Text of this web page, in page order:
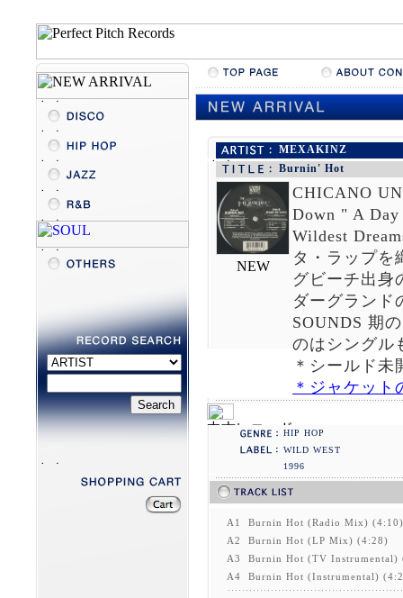
MEXAKINZ
Burnin' Hot
CHICANO
Down " A
Wildest
タ・ラップを
グビーチ出身
ダーグランド
SOUNDS 期
のはシングル
＊シールド未
＊ジャケッ
HIP HOP
WILD WEST
1996
A1
Burnin Hot (Radio Mix) (4:10)
A2
Burnin Hot (LP Mix) (4:28)
A3
Burnin Hot (TV Instrumental)
A4
Burnin Hot (Instrumental)